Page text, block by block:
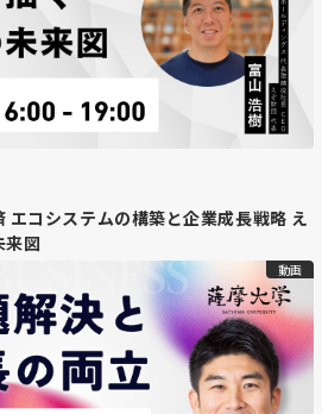
後の交渉先
ローンスターなど別のファンドに
、年内の売却先決定を目指す。た
的にKKR陣営との再合意の可能性
補者との協議が進められており、
すという姿勢をサッポロHDは示
海道への影響
産開発は全国22物件を所有し、
ッポロファクトリー」など7物件
施設も売却対象に含まれるため、
の方向性など、地域への影響にも
エコシステムの構築と企業成長戦略 え
来図
動画